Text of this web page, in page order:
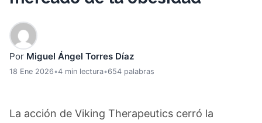
Por Miguel Ángel Torres Díaz
18 Ene 2026•4 min lectura•654 palabras
La acción de Viking Therapeutics cerró la